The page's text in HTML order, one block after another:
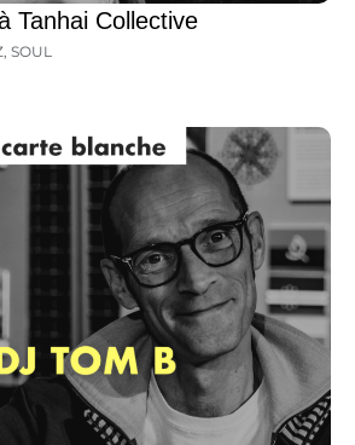
Tanhai Collective
, SOUL